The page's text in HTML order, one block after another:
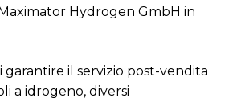
Hydrogen GmbH in
garantire il servizio post-vendita
a idrogeno, diversi